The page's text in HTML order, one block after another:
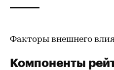
Факторы внешнего
Компоненты